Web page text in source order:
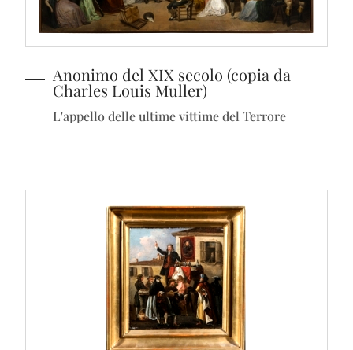
Anonimo del XIX secolo (copia da
Charles Louis Muller)
L'appello delle ultime vittime del Terrore